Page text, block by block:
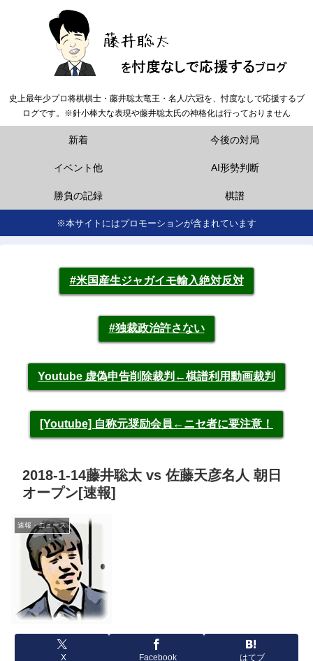
史上最年少プロ将棋棋士・藤井聡太竜王・名人/六冠を、忖度なしで応援するブ
ログです。※針小棒大な表現や藤井聡太氏の神格化は行っておりません
新着 今後の対局
イベント他 AI形勢判断
勝負の記録 棋譜
※本サイトにはプロモーションが含まれています
#米国産生ジャガイモ輸入絶対反対
#独裁政治許さない
Youtube 虚偽申告削除裁判←棋譜利用動画裁判
[Youtube] 自称元奨励会員←ニセ者に要注意！
2018-1-14藤井聡太 vs 佐藤天彦名人 朝日
オープン[速報]
速報・ニュース
X Facebook はてブ